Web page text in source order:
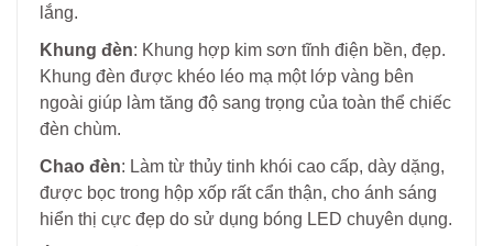
lắng.
Khung đèn: Khung hợp kim sơn tĩnh điện bền, đẹp.
Khung đèn được khéo léo mạ một lớp vàng bên
ngoài giúp làm tăng độ sang trọng của toàn thể chiếc
đèn chùm.
Chao đèn: Làm từ thủy tinh khói cao cấp, dày dặng,
được bọc trong hộp xốp rất cẩn thận, cho ánh sáng
hiển thị cực đẹp do sử dụng bóng LED chuyên dụng.